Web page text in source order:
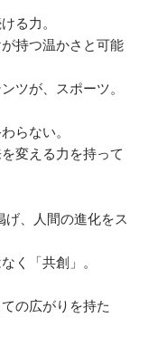
る力。
持つ温かさと可能
ツが、スポーツ。
らない。
変える力を持って
、人間の進化をス
く「共創」。
の広がりを持た